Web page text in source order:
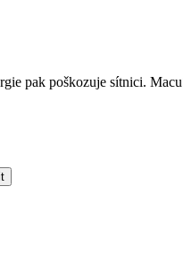
pak poškozuje sítnici.